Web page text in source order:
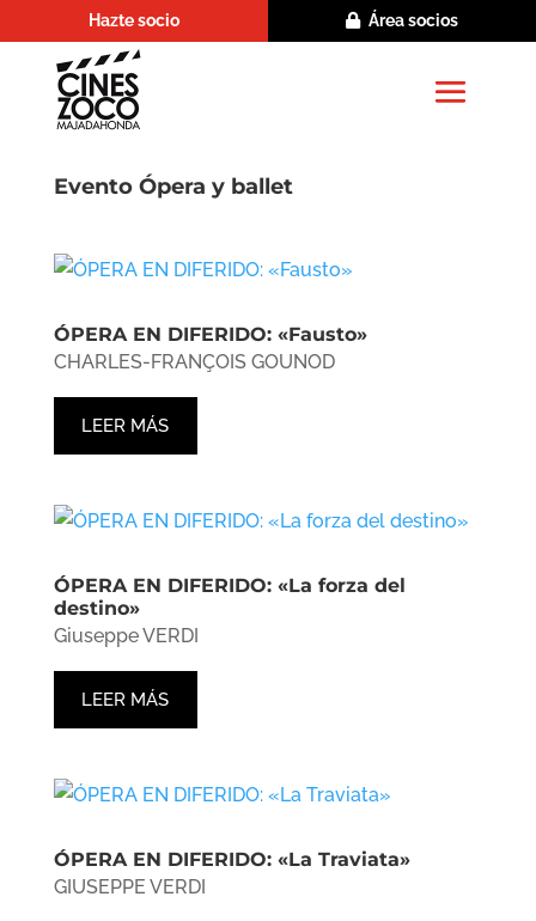
Hazte socio Área socios
Evento Ópera y ballet
ÓPERA EN DIFERIDO: «Fausto»
CHARLES-FRANÇOIS GOUNOD
LEER MÁS
ÓPERA EN DIFERIDO: «La forza del
destino»
Giuseppe VERDI
LEER MÁS
ÓPERA EN DIFERIDO: «La Traviata»
GIUSEPPE VERDI